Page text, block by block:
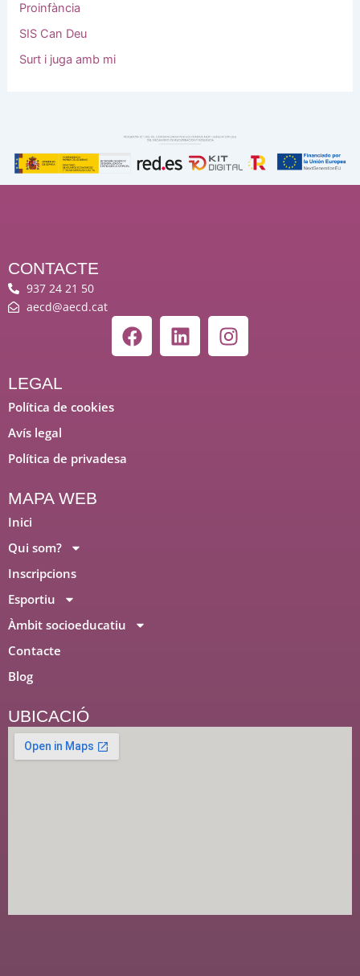
Proinfància
SIS Can Deu
Surt i juga amb mi
CONTACTE
937 24 21 50
aecd@aecd.cat
F
a
L
i
I
n
UBICACIÓ
LEGAL
Política de cookies
Avís legal
Política de privadesa
MAPA WEB
Inici
Qui som?
Inscripcions
Esportiu
Àmbit socioeducatiu
Contacte
Blog